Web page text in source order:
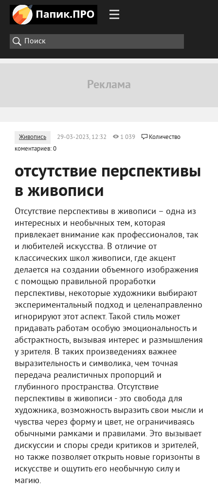
Живопись 29-03-2023, 12:32 1 039
Количество
коментариев: 0
отсутствие перспективы
в живописи
Отсутствие перспективы в живописи – одна из
интересных и необычных тем, которая
привлекает внимание как профессионалов, так
и любителей искусства. В отличие от
классических школ живописи, где акцент
делается на создании объемного изображения
с помощью правильной проработки
перспективы, некоторые художники выбирают
экспериментальный подход и целенаправленно
игнорируют этот аспект. Такой стиль может
придавать работам особую эмоциональность и
абстрактность, вызывая интерес и размышления
у зрителя. В таких произведениях важнее
выразительность и символика, чем точная
передача реалистичных пропорций и
глубинного пространства. Отсутствие
перспективы в живописи - это свобода для
художника, возможность выразить свои мысли и
чувства через форму и цвет, не ограничиваясь
обычными рамками и правилами. Это вызывает
дискуссии и споры среди критиков и зрителей,
но также позволяет открыть новые горизонты в
искусстве и ощутить его необычную силу и
магию.